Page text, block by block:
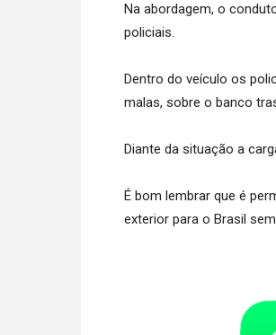
Na abordagem, o
policiais.
Dentro do veículo os
malas, sobre o banco
​Diante da situação a
É bom lembrar que é
exterior para o Brasil